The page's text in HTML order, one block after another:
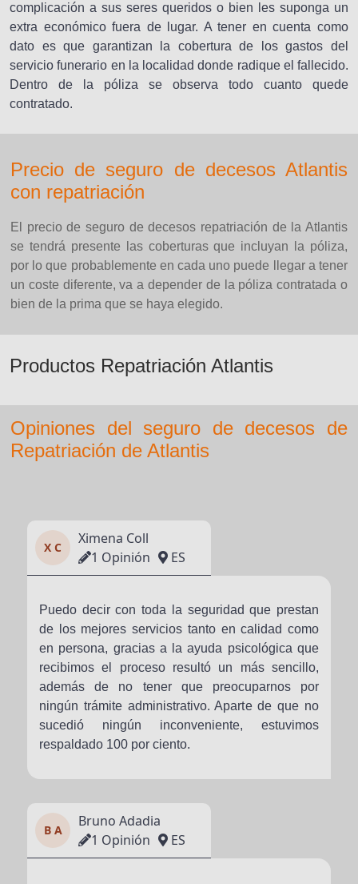
complicación a sus seres queridos o bien les suponga un
extra económico fuera de lugar. A tener en cuenta como
dato es que garantizan la cobertura de los gastos del
servicio funerario en la localidad donde radique el fallecido.
Dentro de la póliza se observa todo cuanto quede
contratado.
Precio de seguro de decesos Atlantis
con repatriación
El precio de seguro de decesos repatriación de la Atlantis
se tendrá presente las coberturas que incluyan la póliza,
por lo que probablemente en cada uno puede llegar a tener
un coste diferente, va a depender de la póliza contratada o
bien de la prima que se haya elegido.
Productos Repatriación Atlantis
Opiniones del seguro de decesos de
Repatriación de Atlantis
X C
Ximena Coll
1 Opinión
ES
Puedo decir con toda la seguridad que prestan
de los mejores servicios tanto en calidad como
en persona, gracias a la ayuda psicológica que
recibimos el proceso resultó un más sencillo,
además de no tener que preocuparnos por
ningún trámite administrativo. Aparte de que no
sucedió ningún inconveniente, estuvimos
respaldado 100 por ciento.
B A
Bruno Adadia
1 Opinión
ES